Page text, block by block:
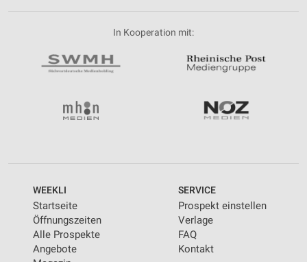
In Kooperation mit:
WEEKLI
Startseite
Öffnungszeiten
Alle Prospekte
Angebote
SERVICE
Prospekt einstellen
Verlage
FAQ
Kontakt